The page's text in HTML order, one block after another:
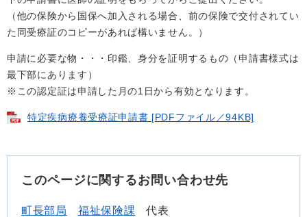
（他の保険から国保へ加入される場合、前の保険で交付されてい
た同受療証のコピーがあれば構いません。）
申請に必要な物・・・印鑑、身分を証明するもの（申請書様式は
最下部にあります）
※この認定証は申請した月の1日から有効となります。
特定疾病療養受療証申請書 [PDFファイル／94KB]
このページに関するお問い合わせ先
町長部局 福祉保険課 代表